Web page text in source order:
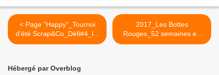
< Page "Happy"_Tournoi
d'été Scrap&Co_Défi#4_lift
page
2017_Les Bottes
Rouges_52 semaines en
images#34_Engrenage >
Hébergé par Overblog